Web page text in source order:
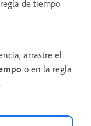
de tiempo
arrastre el
o en la regla
.